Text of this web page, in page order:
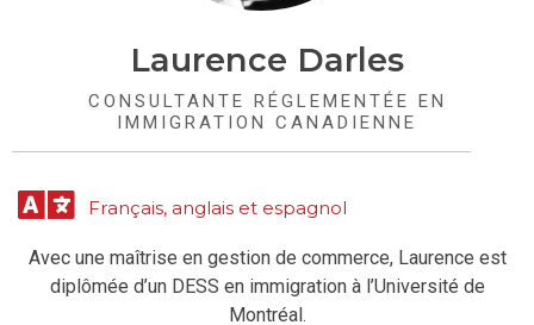
Laurence Darles
CONSULTANTE RÉGLEMENTÉE EN
IMMIGRATION CANADIENNE
Français, anglais et espagnol
Avec une maîtrise en gestion de commerce, Laurence est
diplômée d’un DESS en immigration à l’Université de
Montréal.